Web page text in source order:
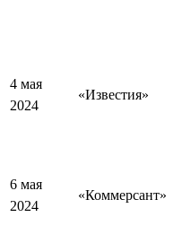
4 мая
2024
«Известия»
6 мая
2024
«Коммерсант»